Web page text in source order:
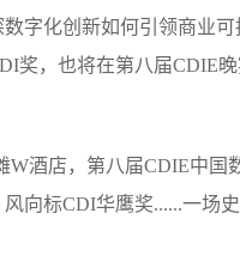
字化创新如何引领商业
，也将在第八届CDIE
W酒店，第八届CDIE中
向标CDI华鹰奖......一场